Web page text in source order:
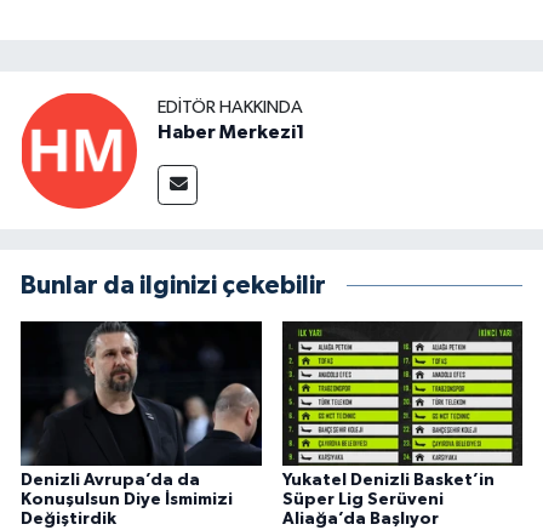
EDITÖR HAKKINDA
Haber Merkezi1
Bunlar da ilginizi çekebilir
Denizli Avrupa’da da
Konuşulsun Diye İsmimizi
Değiştirdik
Yukatel Denizli Basket’in
Süper Lig Serüveni
Aliağa’da Başlıyor